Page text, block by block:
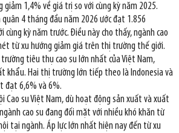
giảm 1,4% về giá trị so với cùng kỳ năm 2025.
4 tháng đầu năm 2026 ước đạt 1.856
cùng kỳ năm trước. Điều này cho thấy, ngành cao
từ xu hướng giảm giá trên thị trường thế giới.
tiêu thụ cao su lớn nhất của Việt Nam,
khẩu. Hai thị trường lớn tiếp theo là Indonesia và
đạt 6,6% và 6%.
Cao su Việt Nam, dù hoạt động sản xuất và xuất
cao su đang đối mặt với nhiều khó khăn từ
tại ngành. Áp lực lớn nhất hiện nay đến từ xu